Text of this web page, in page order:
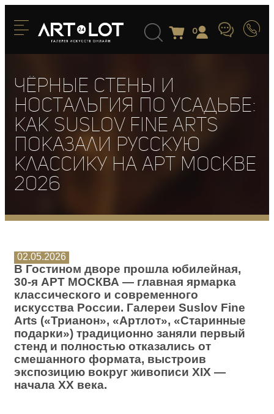
0
Чёрные стены и
ностальгия по усадьбе:
как Suslov Fine Arts
показали русскую
классику на АРТ МОСКВЕ
2026
02.05.2026
В Гостином дворе прошла юбилейная,
30-я АРТ МОСКВА — главная ярмарка
классического и современного
искусства России. Галереи Suslov Fine
Arts («Трианон», «Артлот», «Старинные
подарки») традиционно заняли первый
стенд и полностью отказались от
смешанного формата, выстроив
экспозицию вокруг живописи XIX —
начала XX века.